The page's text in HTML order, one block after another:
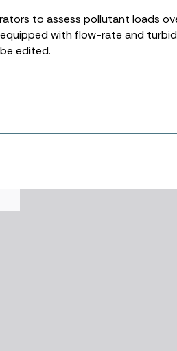
to assess pollutant loads
with flow-rate and
edited.